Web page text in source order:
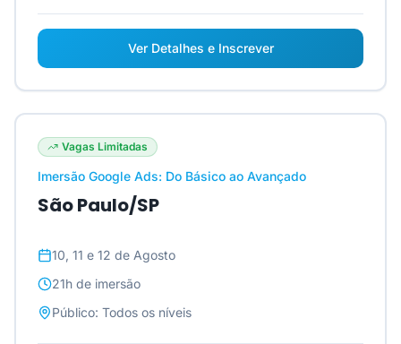
Ver Detalhes e Inscrever
Vagas Limitadas
Imersão Google Ads: Do Básico ao Avançado
São Paulo/SP
10, 11 e 12 de Agosto
21h de imersão
Público: Todos os níveis